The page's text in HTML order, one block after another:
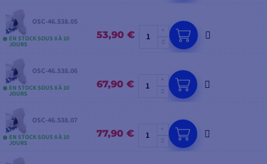
OSC-46.538.05
EN STOCK SOUS 8 À 10
JOURS
53,90 €
OSC-46.538.06
EN STOCK SOUS 8 À 10
JOURS
67,90 €
OSC-46.538.07
EN STOCK SOUS 8 À 10
JOURS
77,90 €